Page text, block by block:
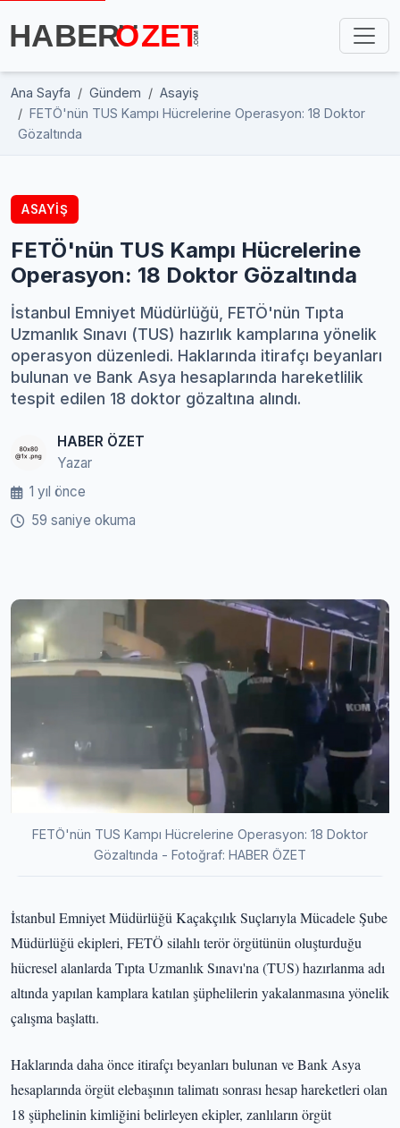
Ana Sayfa Gündem
Asayiş
FETÖ'nün TUS Kampı Hücrelerine Operasyon: 18 Doktor
Gözaltında
ASAYIŞ
FETÖ'nün TUS Kampı Hücrelerine
Operasyon: 18 Doktor Gözaltında
İstanbul Emniyet Müdürlüğü, FETÖ'nün Tıpta
Uzmanlık Sınavı (TUS) hazırlık kamplarına yönelik
operasyon düzenledi. Haklarında itirafçı beyanları
bulunan ve Bank Asya hesaplarında hareketlilik
tespit edilen 18 doktor gözaltına alındı.
HABER ÖZET
Yazar
1 yıl önce
59 saniye okuma
FETÖ'nün TUS Kampı Hücrelerine Operasyon: 18 Doktor
Gözaltında - Fotoğraf: HABER ÖZET
İstanbul Emniyet Müdürlüğü Kaçakçılık Suçlarıyla Mücadele Şube
Müdürlüğü ekipleri, FETÖ silahlı terör örgütünün oluşturduğu
hücresel alanlarda Tıpta Uzmanlık Sınavı'na (TUS) hazırlanma adı
altında yapılan kamplara katılan şüphelilerin yakalanmasına yönelik
çalışma başlattı.
Haklarında daha önce itirafçı beyanları bulunan ve Bank Asya
hesaplarında örgüt elebaşının talimatı sonrası hesap hareketleri olan
18 şüphelinin kimliğini belirleyen ekipler, zanlıların örgüt